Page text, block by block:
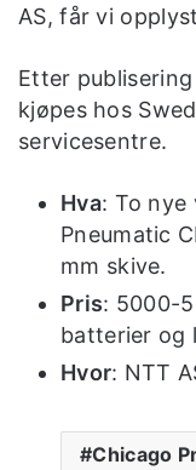
AS, får vi
Etter
kjøpes hos
servicesentre.
Hva: To nye
Pneumatic
mm skive.
Pris: 5000-
batterier og
Hvor: NTT
Chicago